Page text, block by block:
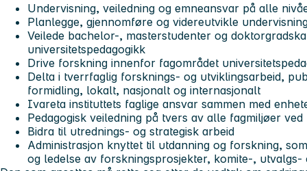
Undervisning, veiledning og emneansvar på alle
Planlegge, gjennomføre og videreutvikle
Veilede bachelor-, masterstudenter og
universitetspedagogikk
Drive forskning innenfor fagområdet
Delta i tverrfaglig forsknings- og utviklingsarbeid,
formidling, lokalt, nasjonalt og internasjonalt
Ivareta instituttets faglige ansvar sammen med
Pedagogisk veiledning på tvers av alle fagmiljøer ved
Bidra til utrednings- og strategisk arbeid
Administrasjon knyttet til utdanning og forskning,
og ledelse av forskningsprosjekter, komite-, utvalgs-